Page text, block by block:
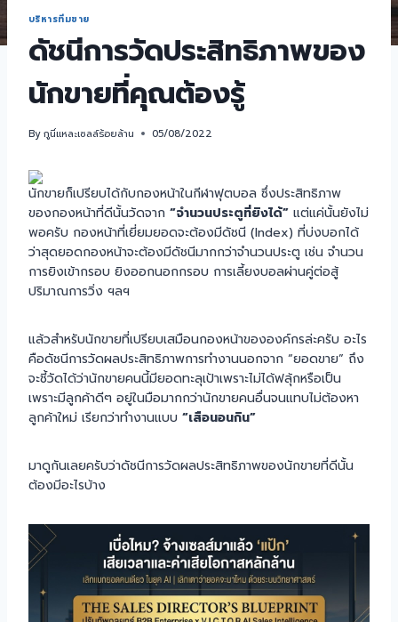
บริหารทีมขาย
ดัชนีการวัดประสิทธิภาพของ
นักขายที่คุณต้องรู้
Byกูนี่แหละเซลล์ร้อยล้าน 05/08/2022
นักขายก็เปรียบได้กับกองหน้าในกีฬาฟุตบอล ซึ่งประสิทธิภาพ
ของกองหน้าที่ดีนั้นวัดจาก “จำนวนประตูที่ยิงได้” แต่แค่นั้นยังไม่
พอครับ กองหน้าที่เยี่ยมยอดจะต้องมีดัชนี (Index) ที่บ่งบอกได้
ว่าสุดยอดกองหน้าจะต้องมีดัชนีมากกว่าจำนวนประตู เช่น จำนวน
การยิงเข้ากรอบ ยิงออกนอกกรอบ การเลี้ยงบอลผ่านคู่ต่อสู้
ปริมาณการวิ่ง ฯลฯ
แล้วสำหรับนักขายที่เปรียบเสมือนกองหน้าขององค์กรล่ะครับ อะไร
คือดัชนีการวัดผลประสิทธิภาพการทำงานนอกจาก “ยอดขาย” ถึง
จะชี้วัดได้ว่านักขายคนนี้มียอดทะลุเป้าเพราะไม่ได้ฟลุ้กหรือเป็น
เพราะมีลูกค้าดีๆ อยู่ในมือมากกว่านักขายคนอื่นจนแทบไม่ต้องหา
ลูกค้าใหม่ เรียกว่าทำงานแบบ “เสือนอนกิน”
มาดูกันเลยครับว่าดัชนีการวัดผลประสิทธิภาพของนักขายที่ดีนั้น
ต้องมีอะไรบ้าง